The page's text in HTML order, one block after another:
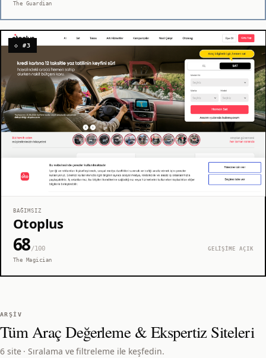
The Guardian
◇ #3
BAĞIMSIZ
Otoplus
68/100
GELİŞİME AÇIK
The Magician
ARŞIV
TümAraç Değerleme & EkspertizSiteleri
6 site · Sıralama ve filtreleme ile keşfedin.